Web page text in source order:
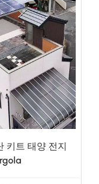
키트 태양 전지